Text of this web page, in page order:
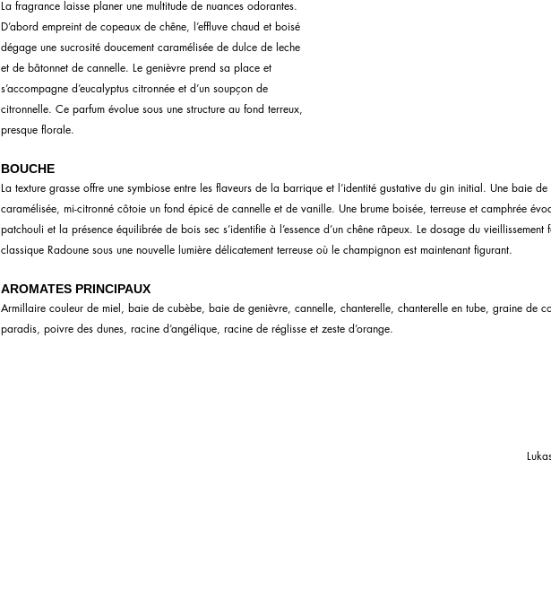
La fragrance laisse planer une multitude de nuances odorantes.
D’abord empreint de copeaux de chêne, l’effluve chaud et boisé
dégage une sucrosité doucement caramélisée de dulce de leche
et de bâtonnet de cannelle. Le genièvre prend sa place et
s’accompagne d’eucalyptus citronnée et d’un soupçon de
citronnelle. Ce parfum évolue sous une structure au fond terreux,
presque florale.
BOUCHE
La texture grasse offre une symbiose entre les flaveurs de la barrique et l’identité gustative du gin initial. Une baie de
caramélisée, mi-citronné côtoie un fond épicé de cannelle et de vanille. Une brume boisée, terreuse et camphrée
patchouli et la présence équilibrée de bois sec s’identifie à l’essence d’un chêne râpeux. Le dosage du
classique Radoune sous une nouvelle lumière délicatement terreuse où le champignon est maintenant figurant.
AROMATES PRINCIPAUX
Armillaire couleur de miel, baie de cubèbe, baie de genièvre, cannelle, chanterelle, chanterelle en tube, graine de
paradis, poivre des dunes, racine d’angélique, racine de réglisse et zeste d’orange.